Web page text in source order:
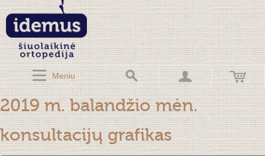
Meniu
2019 m. balandžio mėn.
konsultacijų grafikas